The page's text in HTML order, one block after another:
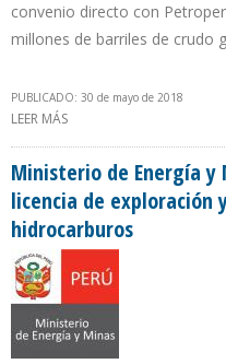
convenio directo con
millones de barriles de crudo
PUBLICADO: 30 de mayo de 2018
LEER MÁS
Ministerio de Energía y
licencia de exploración
hidrocarburos